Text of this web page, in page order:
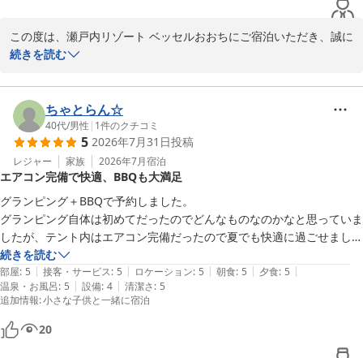
瀬戸内リゾート ベッセルおおち
この度は、瀬戸内リゾート ベッセルおおちにご宿泊いただき、誠に
ありがとうございました。また、温かい口コミと高評価をお寄せい
ご家族での夏休みのご旅行として当施設をお選びいただき、オーシ
ャンテントでのご滞在を満喫していただけたようで大変嬉しく拝読
いたしました。目の前に広がる海での海遊びやSUP体験が、ご家族
皆様の素晴らしい夏の思い出になったとのこと、私どもにとっても
何よりの喜びでございます。
また、ご夕食のスタンダードBBQやご朝食のバイキング、テント内
の空調設備、そして温泉につきましてもお褒めの言葉をいただき安
心いたしました。自然を存分に満喫しながら、快適にお過ごしいた
だけたご様子が伺え、大変光栄に思います。
「また利用したいです」という最高のお言葉を励みに、今後ともお
客様により一層ご満足いただける施設づくりとサービスの向上に努
めてまいります。
続きを読む
ちゃとらん☆
40代/男性 | 1件のクチコミ
5 2026年7月31日投稿
レジャー 家族 2026年7月宿泊
エアコン完備で快適、BBQも大満足
グランピング＋BBQで予約しました。
グランピング自体は初めてだったのでどんなものなのかなと思っていま
したが、テント内はエアコン完備だったので夏でも快適に過ごせまし
た。
テントなので仕方ないことですがクーラーボックスが冷蔵庫代わり。
小さな冷蔵庫でもあれば…なんてことも頭を過りました。
テントの場所からはプライベートビーチ的な所に直ぐ降りれます。
海水浴は手軽にできる感じ。
BBQについては量、味もGood
続きを読む
部屋: 5 | 接客・サービス: 5 | ロケーション: 5 | 朝食: 5 | 夕食: 5 |
温泉・お風呂: 5 | 設備: 4 | 清潔さ: 5
追加情報:小さな子供と一緒に宿泊
20